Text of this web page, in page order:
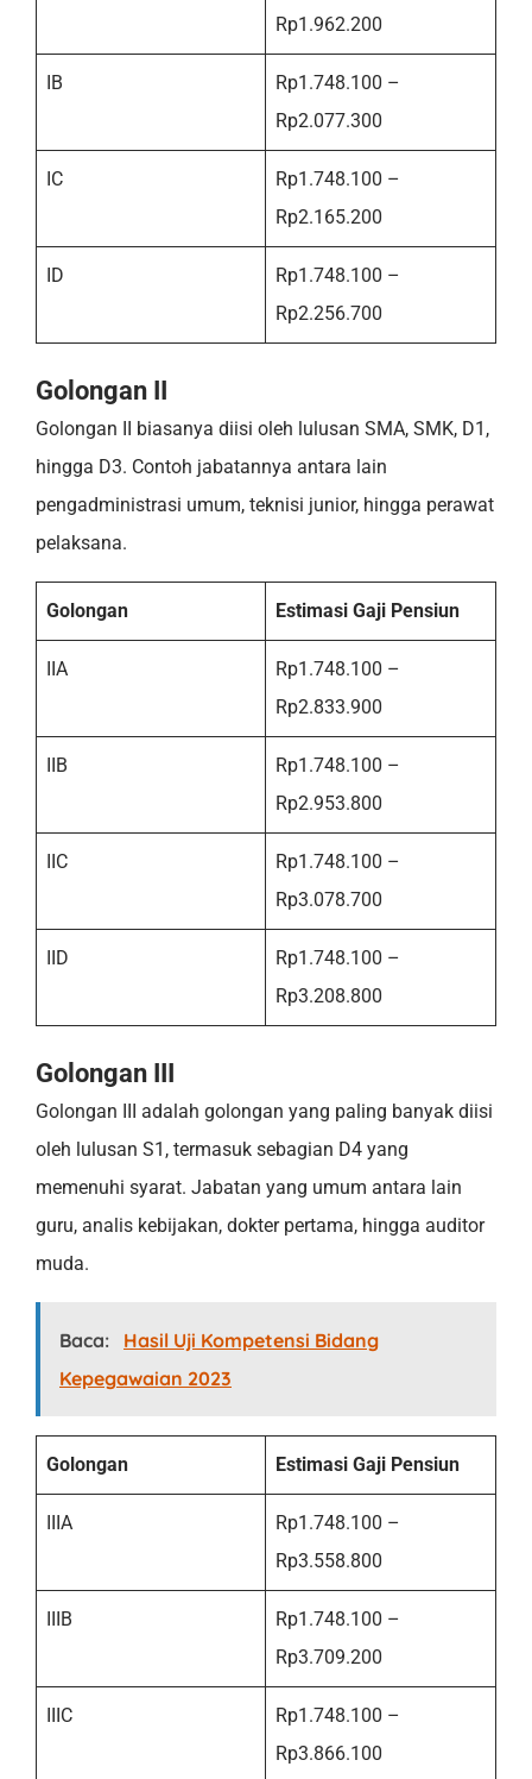
Rp1.962.200
IB
Rp1.748.100 –
Rp2.077.300
IC
Rp1.748.100 –
Rp2.165.200
ID
Rp1.748.100 –
Rp2.256.700
Golongan II
Golongan II biasanya diisi oleh lulusan SMA, SMK, D1,
hingga D3. Contoh jabatannya antara lain
pengadministrasi umum, teknisi junior, hingga perawat
pelaksana.
Golongan Estimasi Gaji Pensiun
IIA
Rp1.748.100 –
Rp2.833.900
IIB
Rp1.748.100 –
Rp2.953.800
IIC
Rp1.748.100 –
Rp3.078.700
IID
Rp1.748.100 –
Rp3.208.800
Golongan III
Golongan III adalah golongan yang paling banyak diisi
oleh lulusan S1, termasuk sebagian D4 yang
memenuhi syarat. Jabatan yang umum antara lain
guru, analis kebijakan, dokter pertama, hingga auditor
muda.
Baca:
Hasil Uji Kompetensi Bidang
Kepegawaian 2023
Golongan Estimasi Gaji Pensiun
IIIA
Rp1.748.100 –
Rp3.558.800
IIIB
Rp1.748.100 –
Rp3.709.200
IIIC
Rp1.748.100 –
Rp3.866.100